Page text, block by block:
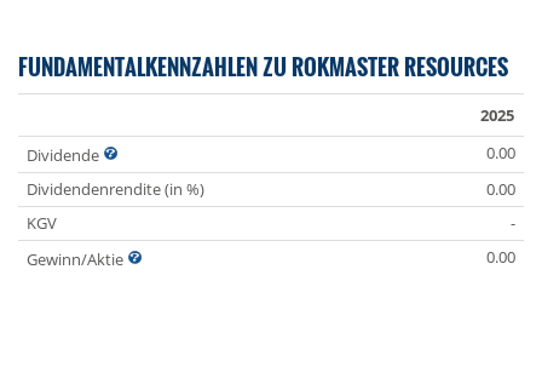
FUNDAMENTALKENNZAHLEN ZU ROKMASTER RESOURCES
2025
Dividende
0.00
Dividendenrendite (in %)
0.00
KGV
-
Gewinn/Aktie
0.00